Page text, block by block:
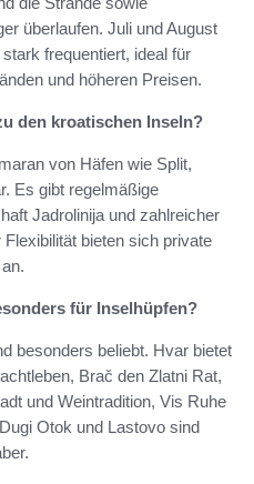
überlaufen. Juli und August
frequentiert, ideal für
und höheren Preisen.
den kroatischen Inseln?
von Häfen wie Split,
Es gibt regelmäßige
Jadrolinija und zahlreicher
bieten sich private
für Inselhüpfen?
besonders beliebt. Hvar bietet
Brač den Zlatni Rat,
und Weintradition, Vis Ruhe
Otok und Lastovo sind